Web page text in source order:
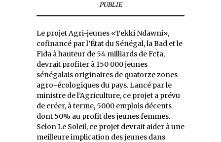
PUBLIE
Le projet Agri-jeunes «Tekki Ndawni»,
cofinancé par l’État du Sénégal, la Bad et le
Fida à hauteur de 54 milliards de Fcfa,
devrait profiter à 150 000 jeunes
sénégalais originaires de quatorze zones
agro-écologiques du pays. Lancé par le
ministre de l’Agriculture, ce projet a prévu
de créer, à terme, 5000 emplois décents
dont 50% au profit des jeunes femmes.
Selon Le Soleil, ce projet devrait aider à une
meilleure implication des jeunes dans